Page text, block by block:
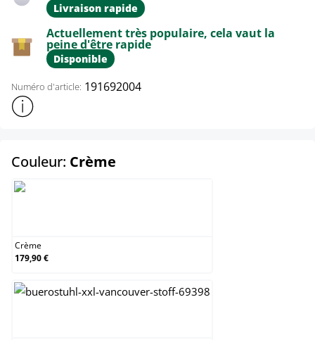
Livraison rapide
Actuellement très populaire, cela vaut la
peine d'être rapide
Disponible
Numéro d'article: 191692004
Afficher plus d'informations sur le produit
Couleur: Crème
Crème
179,90 €